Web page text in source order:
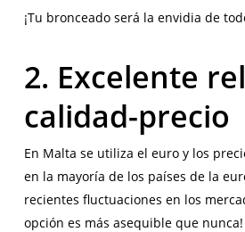
¡Tu bronceado será la envidia de
2. Excelente
calidad-precio
En Malta se utiliza el euro y los
en la mayoría de los países de la
recientes fluctuaciones en los
opción es más asequible que nunca!